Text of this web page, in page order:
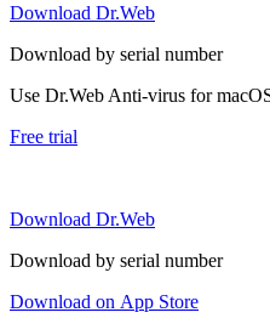
Download Dr.Web
Download by serial number
Use Dr.Web Anti-virus for
Free trial
Download Dr.Web
Download by serial number
Download on App Store